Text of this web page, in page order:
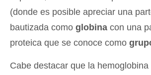
(donde es posible apreciar una
bautizada como globina con una
proteica que se conoce como
Cabe destacar que la hemoglobina